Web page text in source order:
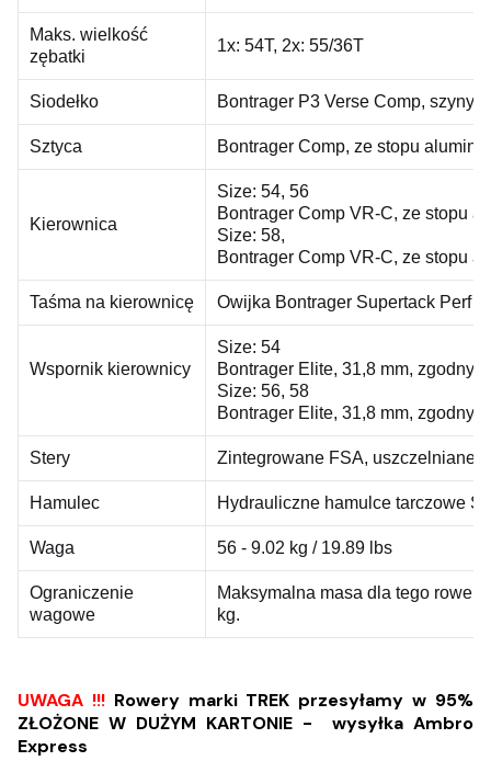
Maks. wielkość
zębatki
1x: 54T, 2x: 55/36T
Siodełko Bontrager P3 Verse Comp, szyny
Sztyca Bontrager Comp, ze stopu
Kierownica
Size: 54, 56
Bontrager Comp VR-C, ze stopu
Size: 58,
Bontrager Comp VR-C, ze stopu
Taśma na kierownicę Owijka Bontrager Supertack Perf
Wspornik kierownicy
Size: 54
Bontrager Elite, 31,8 mm, zgodny
Size: 56, 58
Bontrager Elite, 31,8 mm, zgodny
Stery Zintegrowane FSA, uszczelniane
Hamulec Hydrauliczne hamulce tarczowe
Waga 56 - 9.02 kg / 19.89 lbs
Ograniczenie
wagowe
Maksymalna masa dla tego
kg.
UWAGA !!! Rowery marki TREK przesyłamy w 95%
ZŁOŻONE W DUŻYM KARTONIE - wysyłka Ambro
Express